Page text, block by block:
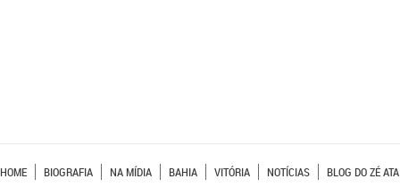
HOME BIOGRAFIA NA MÍDIA BAHIA VITÓRIA NOTÍCIAS BLOG DO ZÉ